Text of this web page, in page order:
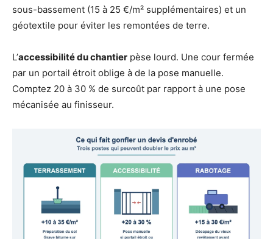
sous-bassement (15 à 25 €/m² supplémentaires) et un
géotextile pour éviter les remontées de terre.
L’accessibilité du chantier pèse lourd. Une cour fermée
par un portail étroit oblige à de la pose manuelle.
Comptez 20 à 30 % de surcoût par rapport à une pose
mécanisée au finisseur.